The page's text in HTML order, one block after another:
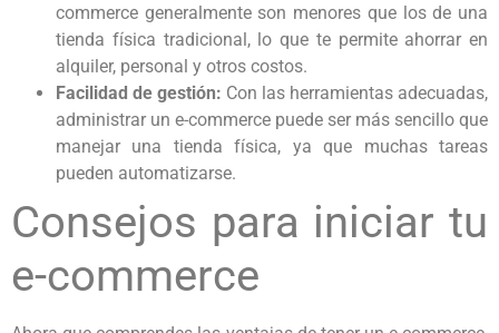
commerce generalmente son menores que los de una
tienda física tradicional, lo que te permite ahorrar en
alquiler, personal y otros costos.
Facilidad de gestión: Con las herramientas adecuadas,
administrar un e-commerce puede ser más sencillo que
manejar una tienda física, ya que muchas tareas
pueden automatizarse.
Consejos para iniciar tu
e-commerce